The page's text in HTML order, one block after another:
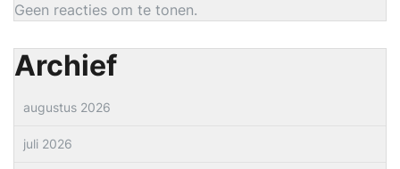
Geen reacties om te tonen.
Archief
augustus 2026
juli 2026